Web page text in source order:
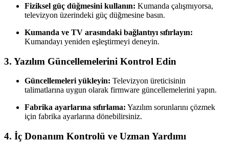
Fiziksel güç düğmesini kullanın: Kumanda çalışmıyorsa,
televizyon üzerindeki güç düğmesine basın.
Kumanda ve TV arasındaki bağlantıyı sıfırlayın:
Kumandayı yeniden eşleştirmeyi deneyin.
3. Yazılım Güncellemelerini Kontrol Edin
Güncellemeleri yükleyin: Televizyon üreticisinin
talimatlarına uygun olarak firmware güncellemelerini yapın.
Fabrika ayarlarına sıfırlama: Yazılım sorunlarını çözmek
için fabrika ayarlarına dönebilirsiniz.
4. İç Donanım Kontrolü ve Uzman Yardımı